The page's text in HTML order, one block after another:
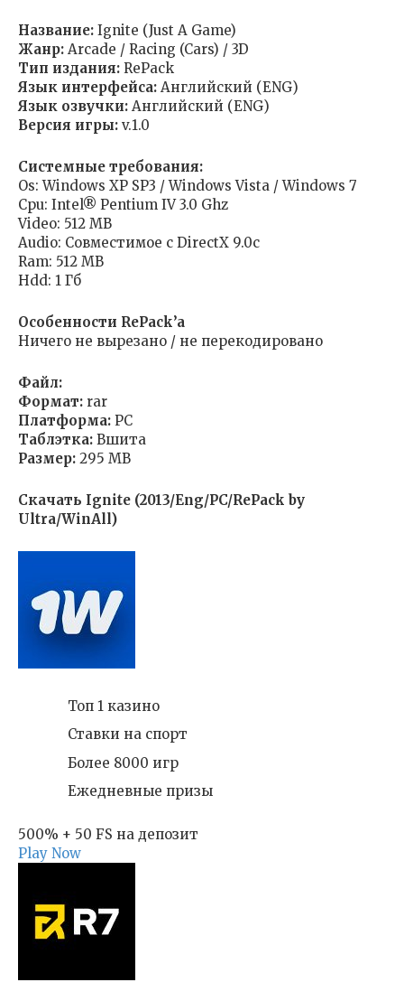
Название: Ignite (Just A Game)
Жанр: Arcade / Racing (Cars) / 3D
Тип издания: RePack
Язык интерфейса: Английский (ENG)
Язык озвучки: Английский (ENG)
Версия игры: v.1.0
Системные требования:
Os: Windows XP SP3 / Windows Vista / Windows 7
Cpu: Intel® Pentium IV 3.0 Ghz
Video: 512 MB
Audio: Совместимое с DirectX 9.0с
Ram: 512 MB
Hdd: 1 Гб
Особенности RePack’a
Ничего не вырезано / не перекодировано
Файл:
Формат: rar
Платформа: PC
Таблэтка: Вшита
Размер: 295 MB
Скачать Ignite (2013/Eng/PC/RePack by
Ultra/WinAll)
Топ 1 казино
Ставки на спорт
Более 8000 игр
Ежедневные призы
500% + 50 FS на депозит
Play Now